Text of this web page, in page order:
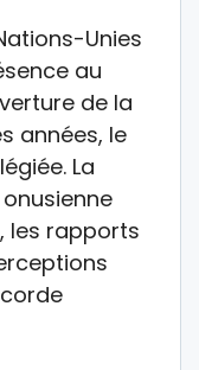
Unies
au
de la
années, le
La
les rapports